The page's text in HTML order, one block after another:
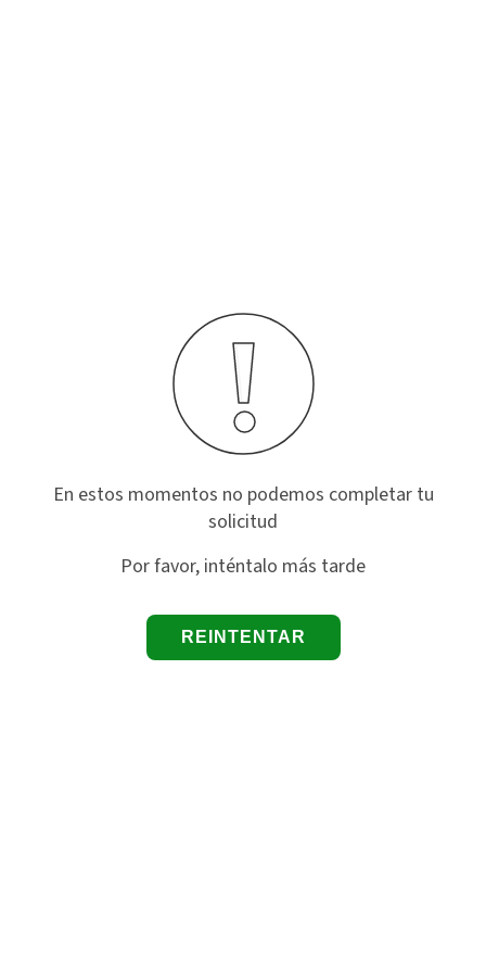
En estos momentos no podemos completar tu
solicitud
Por favor, inténtalo más tarde
REINTENTAR